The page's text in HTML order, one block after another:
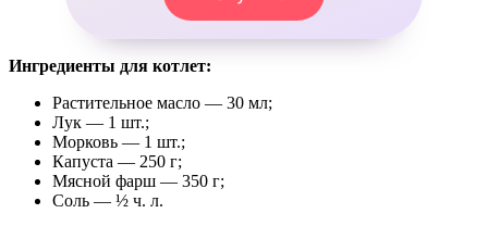
Ингредиенты для котлет:
Растительное масло — 30 мл;
Лук — 1 шт.;
Морковь — 1 шт.;
Капуста — 250 г;
Мясной фарш — 350 г;
Соль — ½ ч. л.